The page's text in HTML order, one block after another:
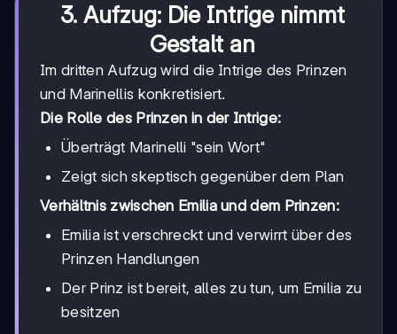
3. Aufzug: Die Intrige nimmt
Gestalt an
Im dritten Aufzug wird die Intrige des Prinzen
und Marinellis konkretisiert.
Die Rolle des Prinzen in der Intrige:
Überträgt Marinelli "sein Wort"
Zeigt sich skeptisch gegenüber dem Plan
Verhältnis zwischen Emilia und dem Prinzen:
Emilia ist verschreckt und verwirrt über des
Prinzen Handlungen
Der Prinz ist bereit, alles zu tun, um Emilia zu
besitzen